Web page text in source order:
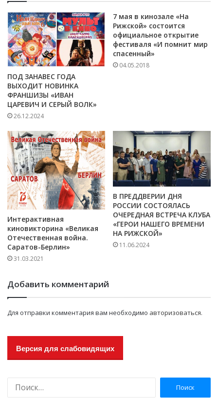
ПОД ЗАНАВЕС ГОДА
ВЫХОДИТ НОВИНКА
ФРАНШИЗЫ «ИВАН
ЦАРЕВИЧ И СЕРЫЙ ВОЛК»
26.12.2024
7 мая в кинозале «На
Рижской» состоится
официальное открытие
фестиваля «И помнит мир
спасенный»
04.05.2018
Интерактивная
киновикторина «Великая
Отечественная война.
Саратов-Берлин»
31.03.2021
В ПРЕДДВЕРИИ ДНЯ
РОССИИ СОСТОЯЛАСЬ
ОЧЕРЕДНАЯ ВСТРЕЧА КЛУБА
«ГЕРОИ НАШЕГО ВРЕМЕНИ
НА РИЖСКОЙ»
11.06.2024
Добавить комментарий
Для отправки комментария вам необходимо авторизоваться.
Версия для слабовидящих